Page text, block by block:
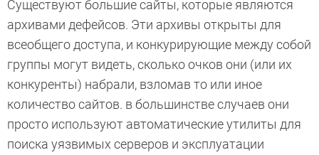
Существуют большие сайты, которые являются
архивами дефейсов. Эти архивы открыты для
всеобщего доступа, и конкурирующие между собой
группы могут видеть, сколько очков они (или их
конкуренты) набрали, взломав то или иное
количество сайтов. в большинстве случаев они
просто используют автоматические утилиты для
поиска уязвимых серверов и эксплуатации